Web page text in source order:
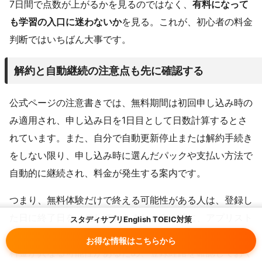
スタディサプリEnglish TOEIC対策
お得な情報はこちらから
7日間で点数が上がるかを見るのではなく、 有料になって
も学習の入口に迷わないかを見る。これが、初心者の料金
判断ではいちばん大事です。
解約と自動継続の注意点も先に確認する
公式ページの注意書きでは、無料期間は初回申し込み時の
み適用され、申し込み日を1日目として日数計算するとさ
れています。また、自分で自動更新停止または解約手続き
をしない限り、申し込み時に選んだパックや支払い方法で
自動的に継続され、料金が発生する案内です。
つまり、無料体験だけで終える可能性がある人は、登録し
た日に終了日をメモしておきましょう。特に、アプリスト
ア経由で申し込む場合は、Web申し込みと手続き場所や
料金が異なる可能性があるため、登録経路を確認しておく